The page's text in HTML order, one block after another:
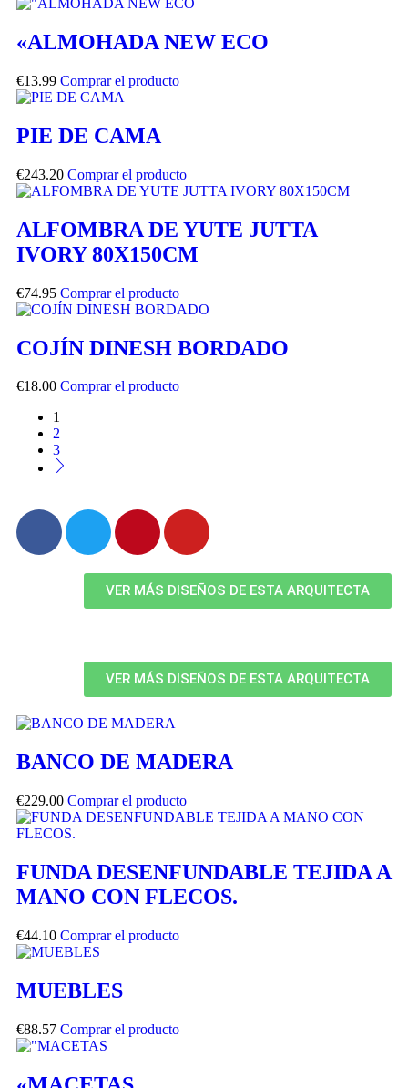
«ALMOHADA NEW ECO
€13.99 Comprar el producto
PIE DE CAMA
€243.20 Comprar el producto
ALFOMBRA DE YUTE JUTTA
IVORY 80X150CM
€74.95 Comprar el producto
COJÍN DINESH BORDADO
€18.00 Comprar el producto
1
2
3
VER MÁS DISEÑOS DE ESTA ARQUITECTA
VER MÁS DISEÑOS DE ESTA ARQUITECTA
BANCO DE MADERA
€229.00 Comprar el producto
FUNDA DESENFUNDABLE TEJIDA A
MANO CON FLECOS.
€44.10 Comprar el producto
MUEBLES
€88.57 Comprar el producto